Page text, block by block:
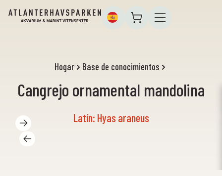
Hogar Base de conocimientos
Cangrejo ornamental mandolina
Latín: Hyas araneus